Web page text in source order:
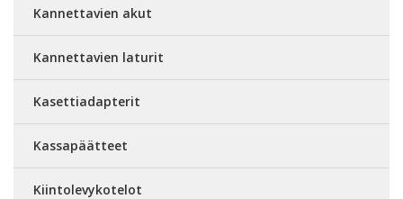
Kannettavien akut
Kannettavien laturit
Kasettiadapterit
Kassapäätteet
Kiintolevykotelot